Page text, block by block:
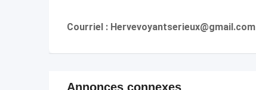
Courriel : Hervevoyantserieux@gmail.com
Annonces connexes